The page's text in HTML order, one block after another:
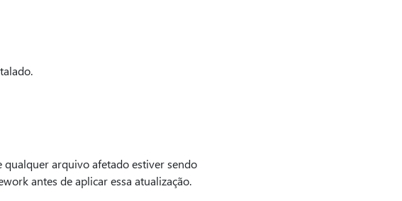
qualquer arquivo afetado estiver sendo
antes de aplicar essa atualização.